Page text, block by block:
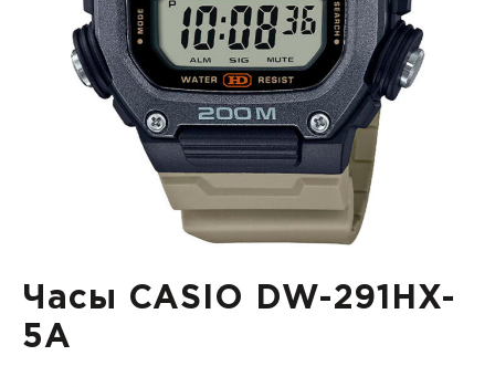
Часы CASIO DW-291HX-
5A